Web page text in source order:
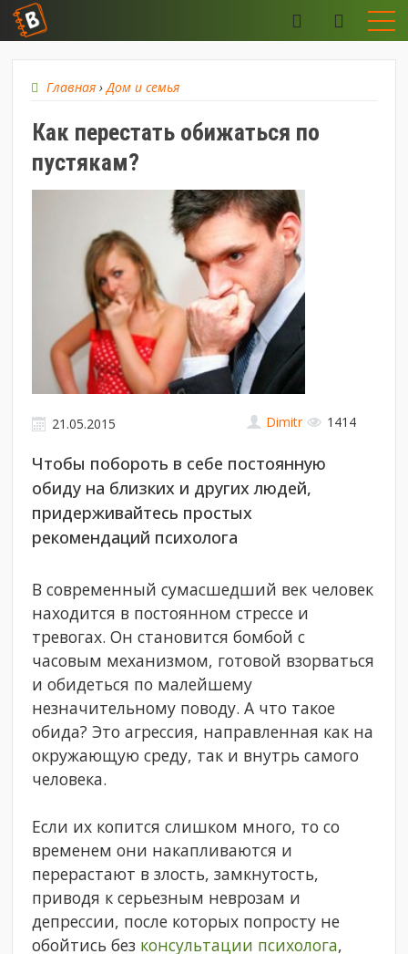
Главная ›Дом и семья
Как перестать обижаться по
пустякам?
21.05.2015 1414
Dimitr
Чтобы побороть в себе постоянную
обиду на близких и других людей,
придерживайтесь простых
рекомендаций психолога
В современный сумасшедший век человек
находится в постоянном стрессе и
тревогах. Он становится бомбой с
часовым механизмом, готовой взорваться
и обидеться по малейшему
незначительному поводу. А что такое
обида? Это агрессия, направленная как на
окружающую среду, так и внутрь самого
человека.
Если их копится слишком много, то со
временем они накапливаются и
перерастают в злость, замкнутость,
приводя к серьезным неврозам и
депрессии, после которых попросту не
обойтись без консультации психолога,